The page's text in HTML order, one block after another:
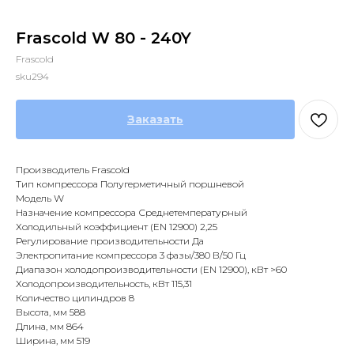
Frascold W 80 - 240Y
Frascold
sku294
Заказать
Производитель Frascold
Тип компрессора Полугерметичный поршневой
Модель W
Назначение компрессора Среднетемпературный
Холодильный коэффициент (EN 12900) 2,25
Регулирование производительности Да
Электропитание компрессора 3 фазы/380 В/50 Гц
Диапазон холодопроизводительности (EN 12900), кВт >60
Холодопроизводительность, кВт 115,31
Количество цилиндров 8
Высота, мм 588
Длина, мм 864
Ширина, мм 519